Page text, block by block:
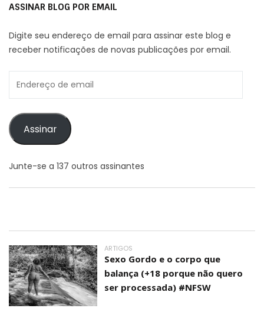
ASSINAR BLOG POR EMAIL
Digite seu endereço de email para assinar este blog e
receber notificações de novas publicações por email.
Assinar
Junte-se a 137 outros assinantes
ARTIGOS
Sexo Gordo e o corpo que
balança (+18 porque não quero
ser processada) #NFSW